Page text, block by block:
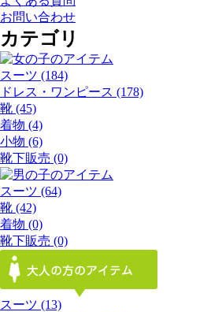
お問い合わせ
カテゴリ
スーツ (184)
ドレス・ワンピース (178)
靴 (45)
着物 (4)
小物 (6)
靴下販売 (0)
スーツ (64)
靴 (42)
着物 (0)
靴下販売 (0)
スーツ (13)